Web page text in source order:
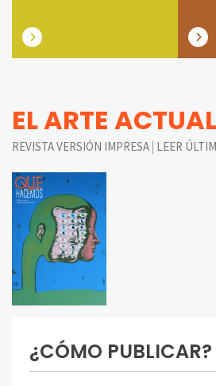
EL ARTE ACTUAL
REVISTA VERSIÓN IMPRESA | LEER
¿CÓMO PUBLICAR?